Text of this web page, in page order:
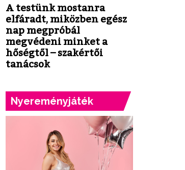
A testünk mostanra
elfáradt, miközben egész
nap megpróbál
megvédeni minket a
hőségtől – szakértői
tanácsok
Nyereményjáték